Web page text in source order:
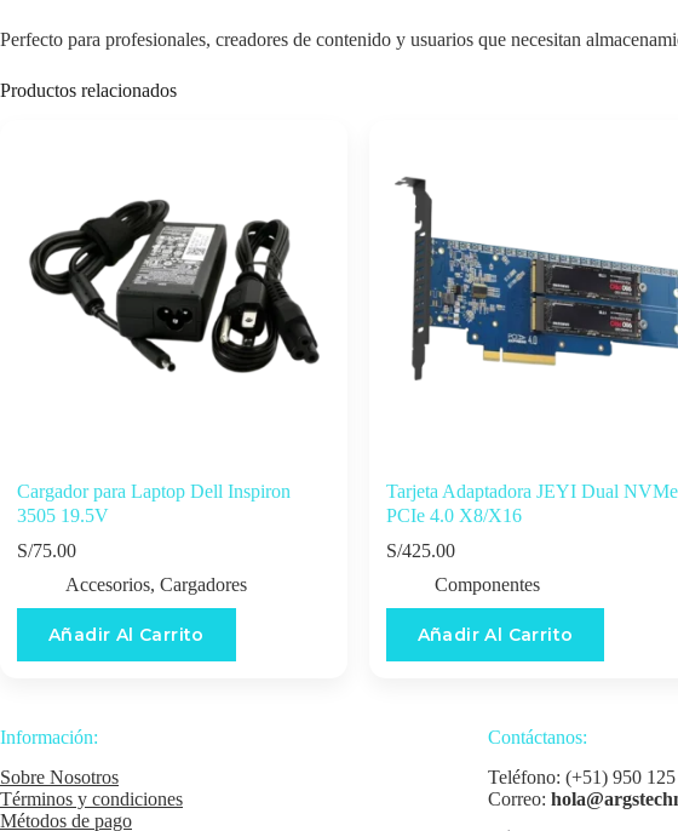
Perfecto para profesionales, creadores de contenido y usuarios que necesitan
Productos relacionados
Cargador para Laptop Dell Inspiron
3505 19.5V
S/75.00
Accesorios, Cargadores
Añadir Al Carrito
Tarjeta Adaptadora JEYI Dual
PCIe 4.0 X8/X16
S/425.00
Componentes
Añadir Al Carrito
Información:
Sobre Nosotros
Términos y condiciones
Métodos de pago
Contáctanos:
Teléfono: (+51) 950
Correo: